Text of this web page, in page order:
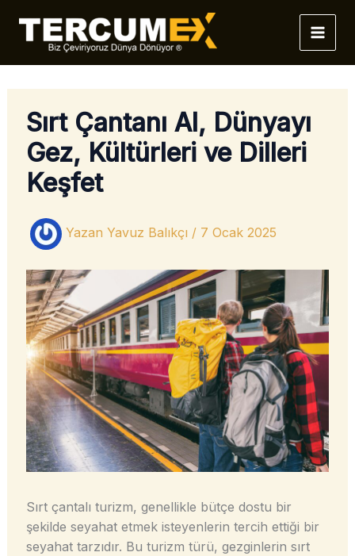
atla
Sırt Çantanı Al, Dünyayı
Gez, Kültürleri ve Dilleri
Keşfet
Yazan Yavuz Balıkçı / 7 Ocak 2025
Sırt çantalı turizm, genellikle bütçe dostu bir
şekilde seyahat etmek isteyenlerin tercih ettiği bir
seyahat tarzıdır. Bu turizm türü, gezginlerin sırt